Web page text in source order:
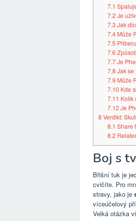
7.1
7.2Je
7.3Jak
7.4Může
7.5
7.6
7.7Je
7.8Jak se
7.9Může
7.10Kde
7.11 Kolik
7.12Je
8Verdikt:
8.1 Share
8.2
Boj s
Břišní tuk je
cvičíte. Pro
stravy, jako je
víceúčelový
Velká otázka